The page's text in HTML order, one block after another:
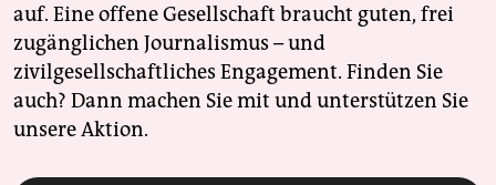
auf. Eine offene Gesellschaft braucht guten, frei
zugänglichen Journalismus – und
zivilgesellschaftliches Engagement. Finden Sie
auch? Dann machen Sie mit und unterstützen Sie
unsere Aktion.